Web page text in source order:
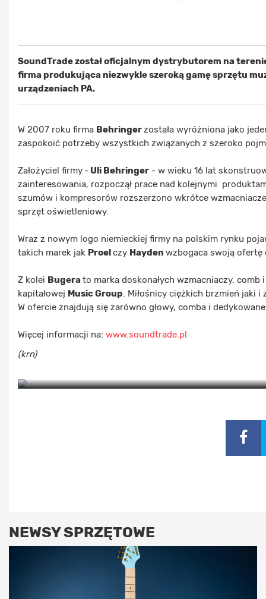
SoundTrade został oficjalnym dystrybutorem na
firma produkująca niezwykle szeroką gamę sprzętu
urządzeniach PA.
W 2007 roku firma Behringerzostała wyróżniona jako
zaspokoić potrzeby wszystkich związanych z szeroko
Założyciel firmy - Uli Behringer - w wieku 16 lat
zainteresowania, rozpoczął prace nad kolejnymi
szumów i kompresorów rozszerzono wkrótce
sprzęt oświetleniowy.
Wraz z nowym logo niemieckiej firmy na polskim rynku
takich marek jak Proelczy Hayden wzbogaca swoją
Z kolei Bugera to marka doskonałych wzmacniaczy,
kapitałowej Music Group. Miłośnicy ciężkich brzmień jaki
W ofercie znajdują się zarówno głowy, comba i
Więcej informacji na: www.soundtrade.pl
(krn)
NEWSY SPRZĘTOWE